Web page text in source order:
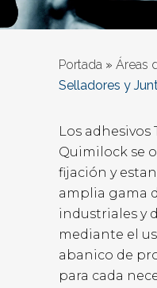
Portada » Áreas
Selladores y
Los adhesivos
Quimilock se
fijación y
amplia gama
industriales y
mediante el
abanico de
para cada